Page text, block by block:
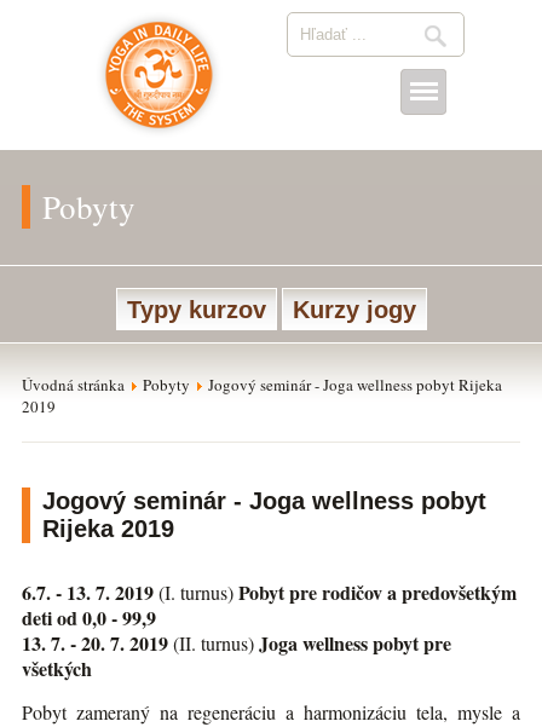
Pobyty
Typy kurzov Kurzy jogy
Úvodná stránka Pobyty
Jogový seminár - Joga wellness pobyt Rijeka
2019
Jogový seminár - Joga wellness pobyt
Rijeka 2019
6.7. - 13. 7. 2019(I. turnus)Pobyt pre rodičov a predovšetkým
deti od 0,0 - 99,9
13. 7. - 20. 7. 2019(II. turnus)Joga wellness pobyt pre
všetkých
Pobyt zameraný na regeneráciu a harmonizáciu tela, mysle a